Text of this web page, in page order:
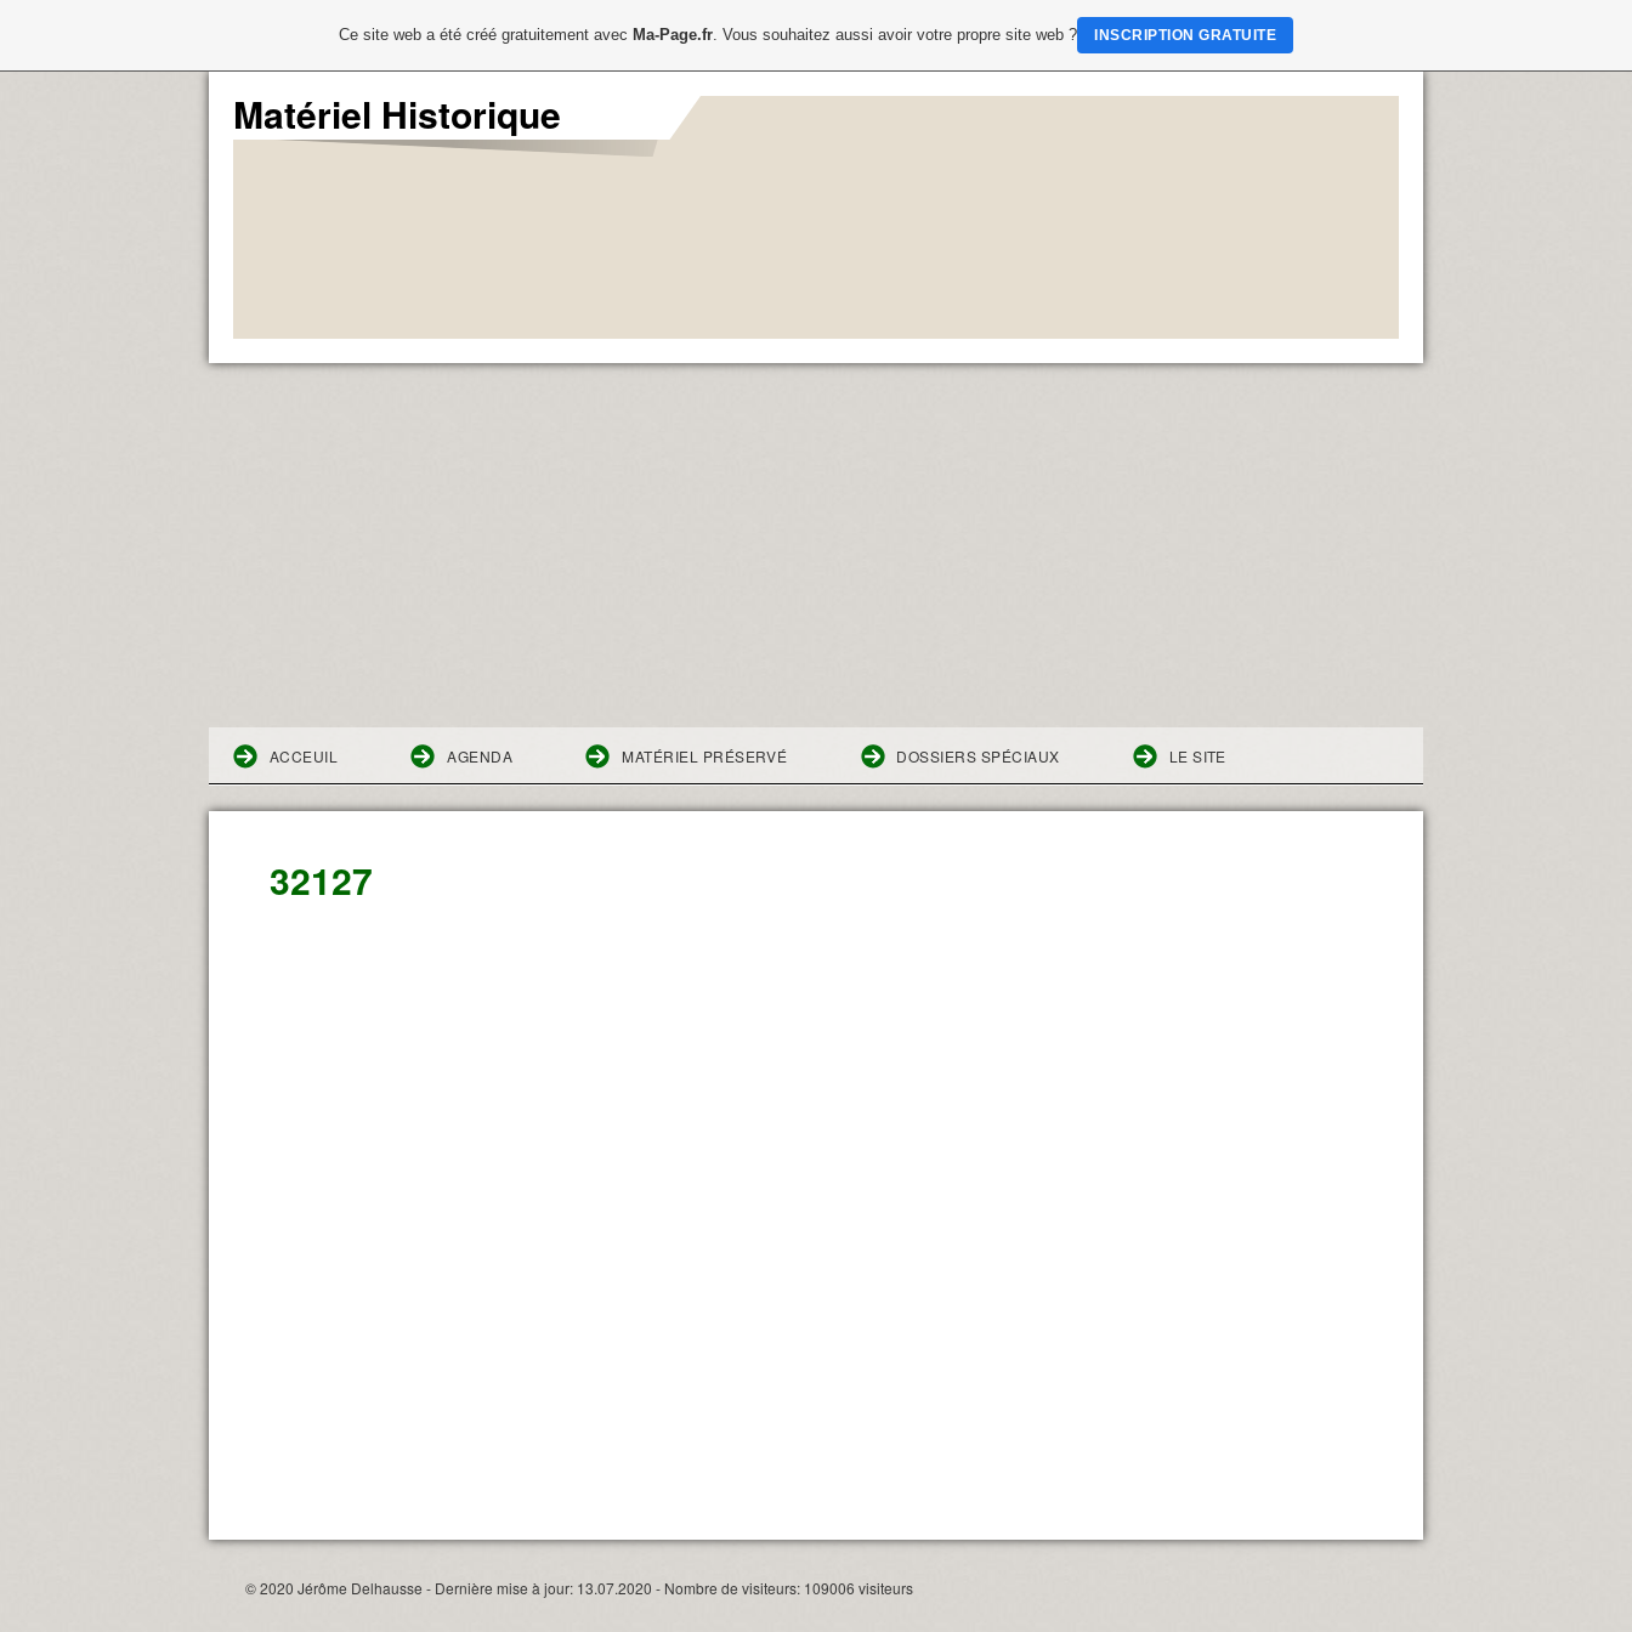
Matériel Historique
ACCEUIL AGENDA MATÉRIEL PRÉSERVÉ DOSSIERS SPÉCIAUX LE SITE
32127
© 2020 Jérôme Delhausse - Dernière mise à jour: 13.07.2020 - Nombre de visiteurs: 109006 visiteurs
Ce site web a été créé gratuitement avec Ma-Page.fr. Vous souhaitez aussi avoir votre propre site web ? INSCRIPTION GRATUITE